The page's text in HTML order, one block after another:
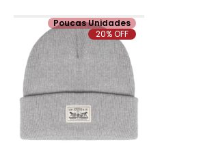
Poucas Unidades
20% OFF